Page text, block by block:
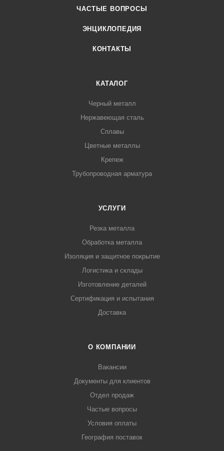
ЧАСТЫЕ ВОПРОСЫ
ЭНЦИКЛОПЕДИЯ
КОНТАКТЫ
КАТАЛОГ
Черный металл
Нержавеющая сталь
Сплавы
Цветные металлы
Крепеж
Трубопроводная арматура
УСЛУГИ
Резка металла
Обработка металла
Изоляция и защитное покрытие
Логистика и склады
Изготовление деталей
Сертификация и испытания
Доставка
О КОМПАНИИ
Вакансии
Документы для клиентов
Отдел продаж
Частые вопросы
Условия оплаты
География поставок